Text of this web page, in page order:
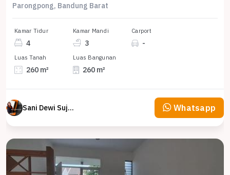
Parongpong, Bandung Barat
Kamar Tidur
4
Kamar Mandi
3
Carport
-
Luas Tanah
260 m²
Luas Bangunan
260 m²
Sani Dewi Sujono Whatsapp